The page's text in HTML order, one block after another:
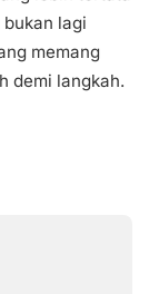
lagi
memang
demi langkah.